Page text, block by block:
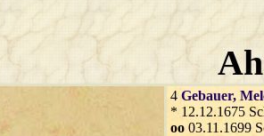
4 Gebauer,
* 12.12.1675
oo 03.11.1699